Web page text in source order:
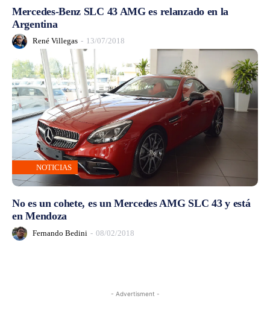
Mercedes-Benz SLC 43 AMG es relanzado en la
Argentina
René Villegas - 13/07/2018
NOTICIAS
No es un cohete, es un Mercedes AMG SLC 43 y está
en Mendoza
Fernando Bedini - 08/02/2018
- Advertisment -